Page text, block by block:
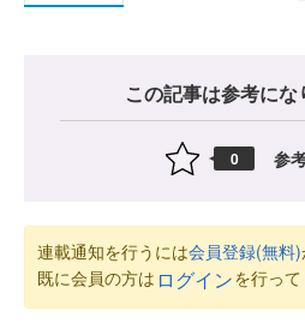
この記事は参考にな
0 参
連載通知を行うには会員登録(無料)
既に会員の方は ログインを行って